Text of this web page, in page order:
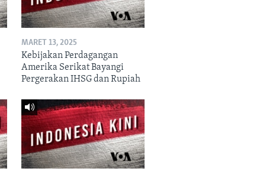
MARET 13, 2025
Kebijakan Perdagangan
Amerika Serikat Bayangi
Pergerakan IHSG dan Rupiah